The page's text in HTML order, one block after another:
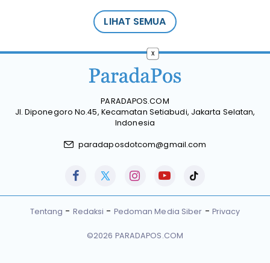
LIHAT SEMUA
PARADAPOS.COM
Jl. Diponegoro No.45, Kecamatan Setiabudi, Jakarta Selatan,
Indonesia
paradaposdotcom@gmail.com
Tentang Redaksi Pedoman Media Siber Privacy
©2026 PARADAPOS.COM
x